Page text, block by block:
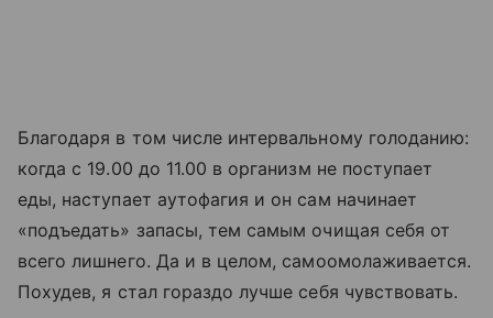
Благодаря в том числе интервальному голоданию:
когда с 19.00 до 11.00 в организм не поступает
еды, наступает аутофагия и он сам начинает
«подъедать» запасы, тем самым очищая себя от
всего лишнего. Да и в целом, самоомолаживается.
Похудев, я стал гораздо лучше себя чувствовать.